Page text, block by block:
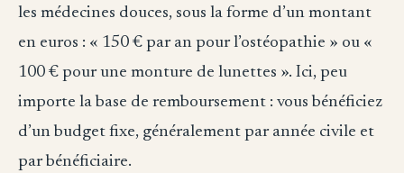
les médecines douces, sous la forme d’un montant
en euros : « 150 € par an pour l’ostéopathie » ou «
100 € pour une monture de lunettes ». Ici, peu
importe la base de remboursement : vous bénéficiez
d’un budget fixe, généralement par année civile et
par bénéficiaire.